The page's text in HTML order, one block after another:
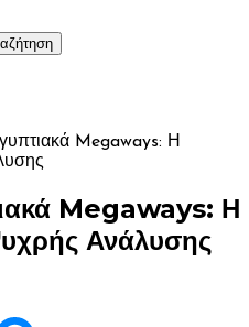
Megaways: Η
Megaways: Η
Ανάλυσης